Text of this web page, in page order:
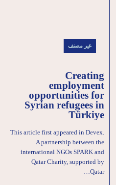
غير مصنف
Creating
employment
opportunities for
Syrian refugees in
Türkiye
This article first appeared in Devex.
A partnership between the
international NGOs SPARK and
Qatar Charity, supported by
Qatar…